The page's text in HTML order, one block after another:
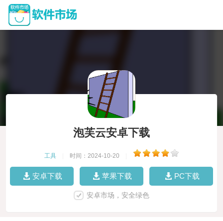
泡芙云安卓下载
工具 时间：2024-10-20
安卓下载 苹果下载 PC下载
安卓市场，安全绿色